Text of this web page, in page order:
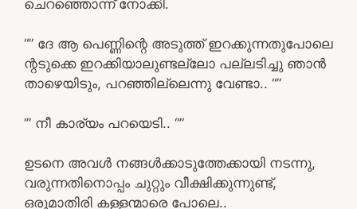
ചെറഞ്ഞൊന്ന് നോക്കി.
“” ദേ ആ പെണ്ണിന്റെ അടുത്ത് ഇറക്കുന്നതുപോലെ
ന്റടുക്കെ ഇറക്കിയാലുണ്ടല്ലോ പല്ലടിച്ചു ഞാൻ
താഴെയിടും, പറഞ്ഞില്ലെന്നു വേണ്ടാ.. “”
‘” നീ കാര്യം പറയെടി.. “”
ഉടനെ അവൾ നങ്ങൾക്കാടുത്തേക്കായി നടന്നു,
വരുന്നതിനൊപ്പം ചുറ്റും വീക്ഷിക്കുന്നുണ്ട്,
ഒരുമാതിരി കള്ളന്മാരെ പോലെ..